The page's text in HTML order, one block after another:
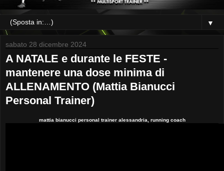
▼
sabato 28 dicembre 2024
A NATALE e durante le FESTE -
mantenere una dose minima di
ALLENAMENTO (Mattia Bianucci
Personal Trainer)
mattia bianucci personal trainer alessandria, running coach